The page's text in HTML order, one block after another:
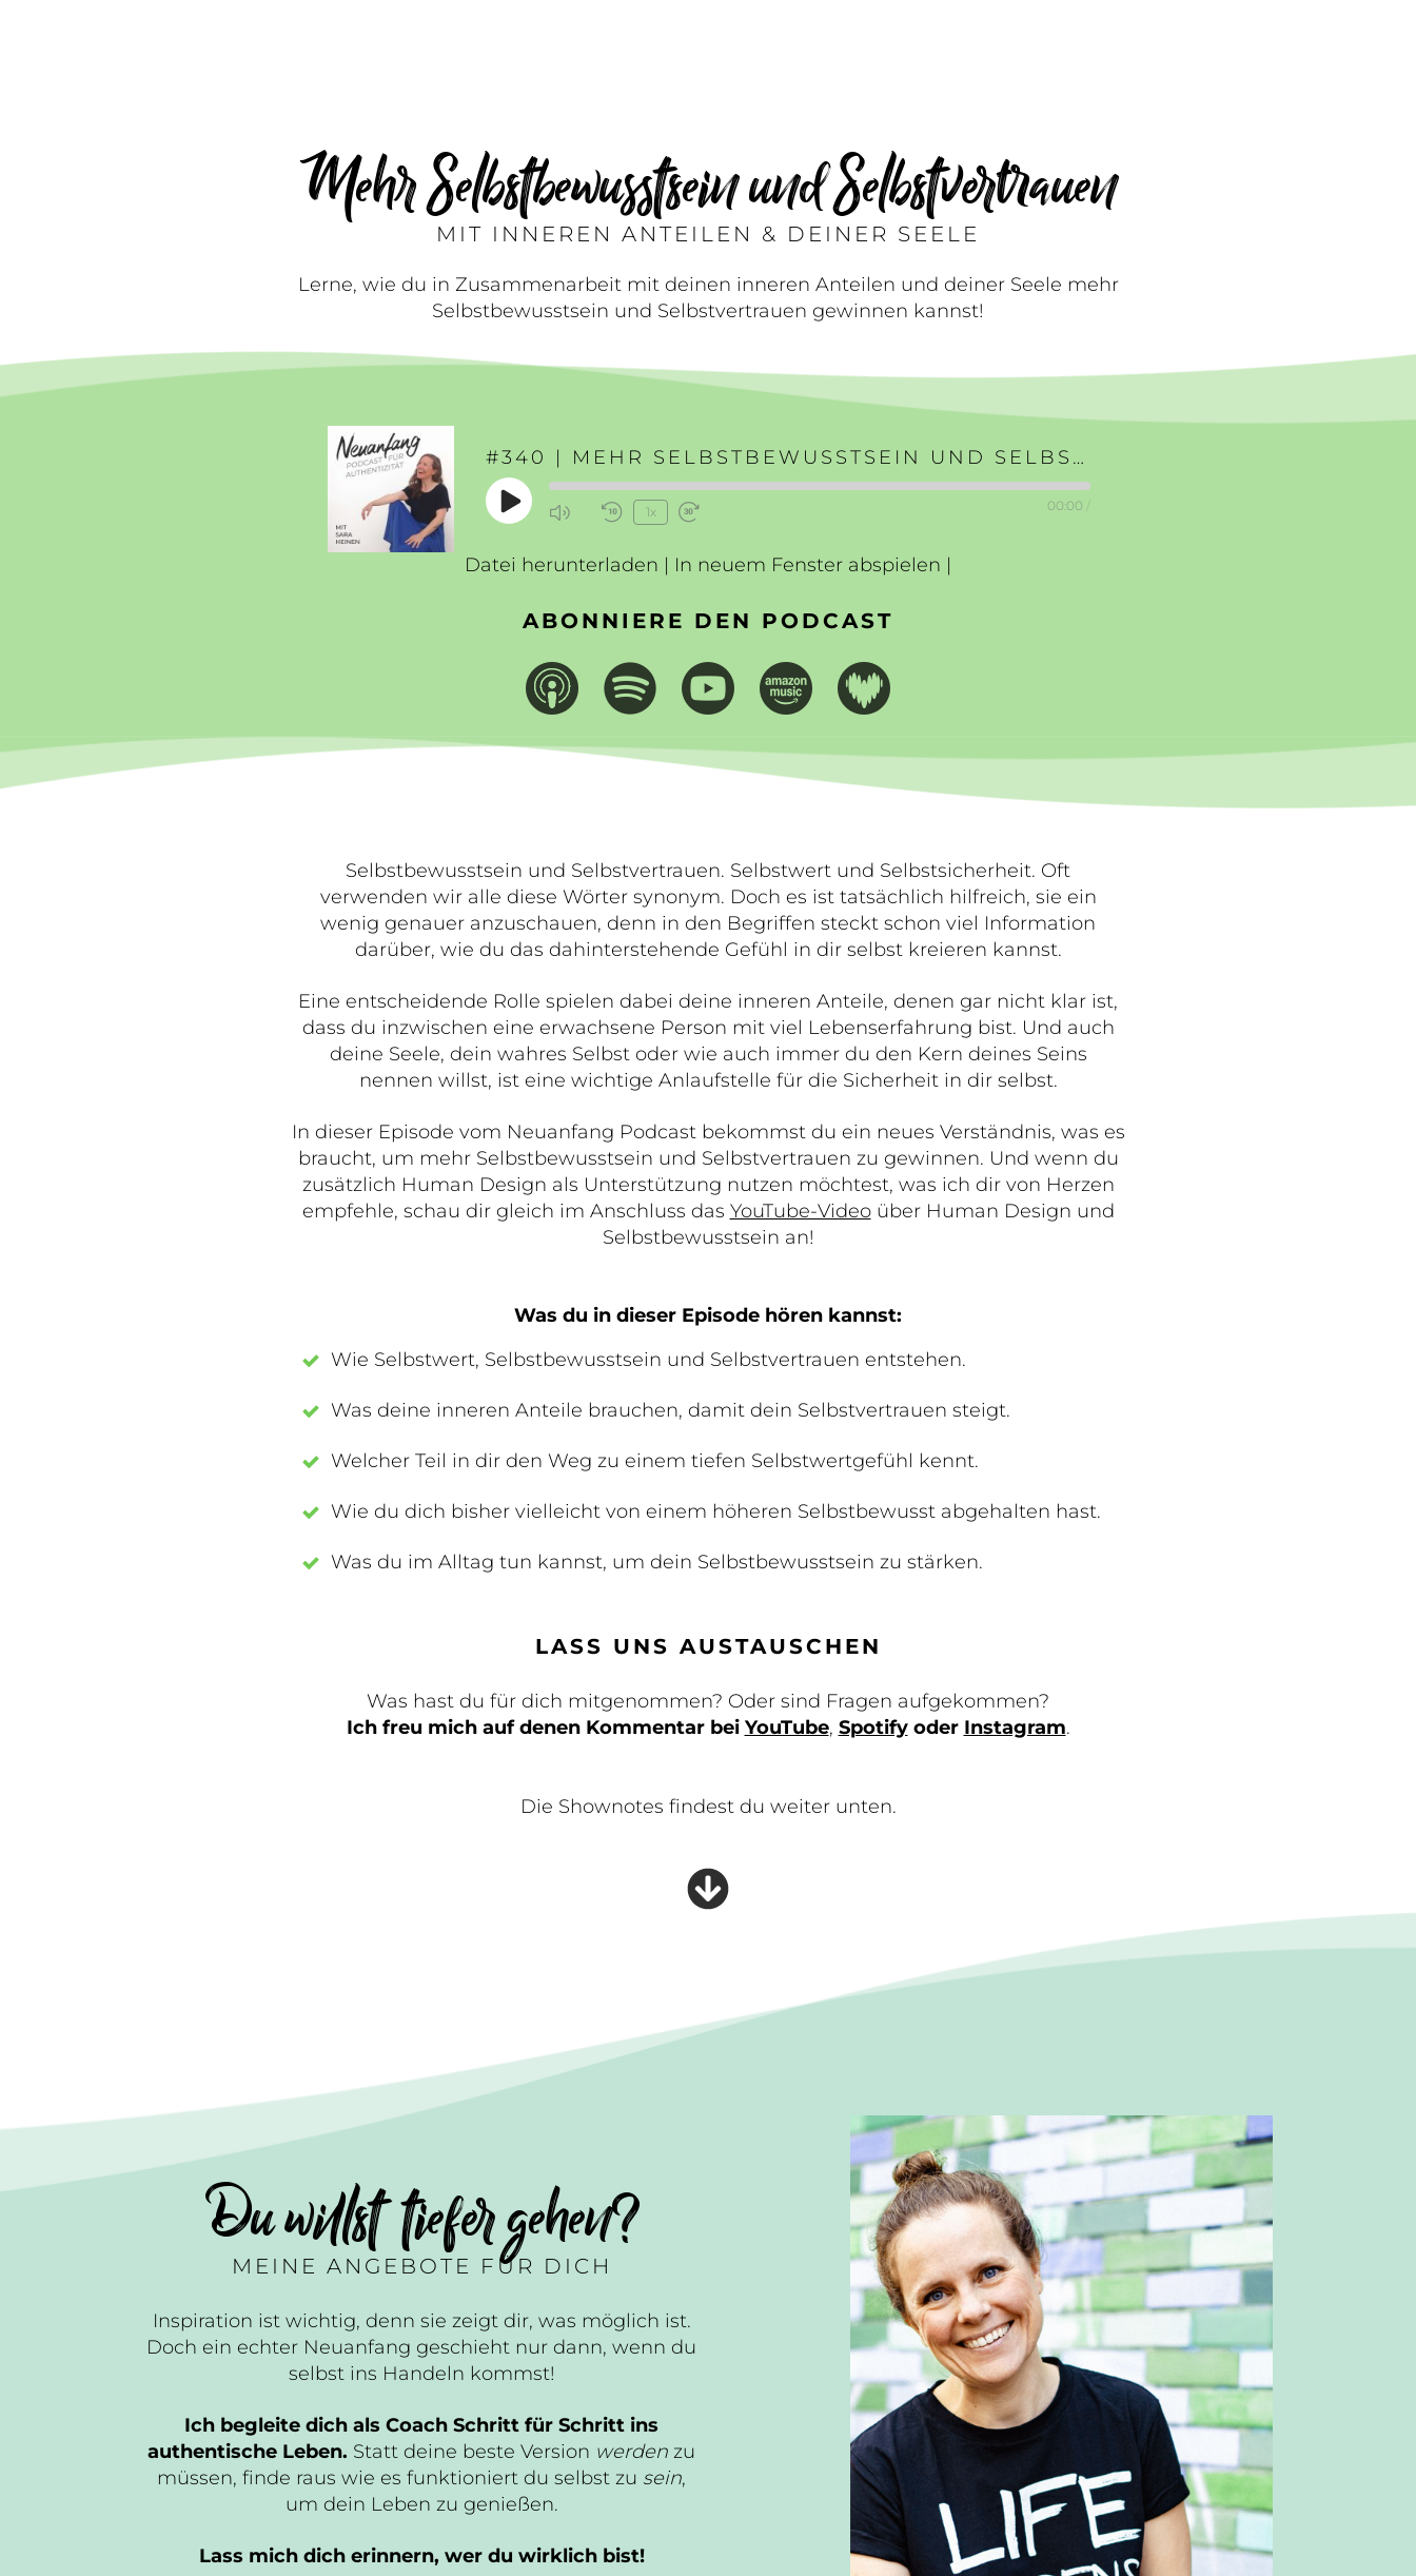
Mehr Selbstbewusstsein und Selbstvertrauen
MIT INNEREN ANTEILEN & DEINER SEELE
Lerne, wie du in Zusammenarbeit mit deinen inneren Anteilen und deiner Seele mehr
Selbstbewusstsein und Selbstvertrauen gewinnen kannst!
#340 | MEHR SELBSTBEWUSSTSEIN UND SELBSTVERTRAUEN
Play
EpisodeMute/Unmute
Rewind
Seconds
1x
30
00:00 /
Datei herunterladen | In neuem Fenster abspielen |
ABONNIERE DEN PODCAST
Selbstbewusstsein und Selbstvertrauen. Selbstwert und Selbstsicherheit. Oft
verwenden wir alle diese Wörter synonym. Doch es ist tatsächlich hilfreich, sie ein
wenig genauer anzuschauen, denn in den Begriffen steckt schon viel Information
darüber, wie du das dahinterstehende Gefühl in dir selbst kreieren kannst.
Eine entscheidende Rolle spielen dabei deine inneren Anteile, denen gar nicht klar ist,
dass du inzwischen eine erwachsene Person mit viel Lebenserfahrung bist. Und auch
deine Seele, dein wahres Selbst oder wie auch immer du den Kern deines Seins
nennen willst, ist eine wichtige Anlaufstelle für die Sicherheit in dir selbst.
In dieser Episode vom Neuanfang Podcast bekommst du ein neues Verständnis, was es
braucht, um mehr Selbstbewusstsein und Selbstvertrauen zu gewinnen. Und wenn du
zusätzlich Human Design als Unterstützung nutzen möchtest, was ich dir von Herzen
empfehle, schau dir gleich im Anschluss das YouTube-Videoüber Human Design und
Selbstbewusstsein an!
Was du in dieser Episode hören kannst:
Wie Selbstwert, Selbstbewusstsein und Selbstvertrauen entstehen.
Was deine inneren Anteile brauchen, damit dein Selbstvertrauen steigt.
Welcher Teil in dir den Weg zu einem tiefen Selbstwertgefühl kennt.
Wie du dich bisher vielleicht von einem höheren Selbstbewusst abgehalten hast.
Was du im Alltag tun kannst, um dein Selbstbewusstsein zu stärken.
LASS UNS AUSTAUSCHEN
Was hast du für dich mitgenommen? Oder sind Fragen aufgekommen?
Ich freu mich auf denen Kommentar bei YouTube, Spotify oder Instagram.
Die Shownotes findest du weiter unten.
Du willst tiefer gehen?
MEINE ANGEBOTE FÜR DICH
Inspiration ist wichtig, denn sie zeigt dir, was möglich ist.
Doch ein echter Neuanfang geschieht nur dann, wenn du
selbst ins Handeln kommst!
Ich begleite dich als Coach Schritt für Schritt ins
authentische Leben. Statt deine beste Version werdenzu
müssen, finde raus wie es funktioniert du selbst zu sein,
um dein Leben zu genießen.
Lass mich dich erinnern, wer du wirklich bist!